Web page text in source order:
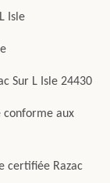
Isle
Sur L Isle 24430
conforme aux
certifiée Razac